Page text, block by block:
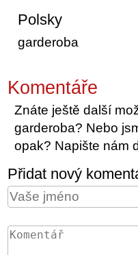
Polsky
garderoba
Komentáře
Znáte ještě další
garderoba? Nebo
opak? Napište nám
Přidat nový